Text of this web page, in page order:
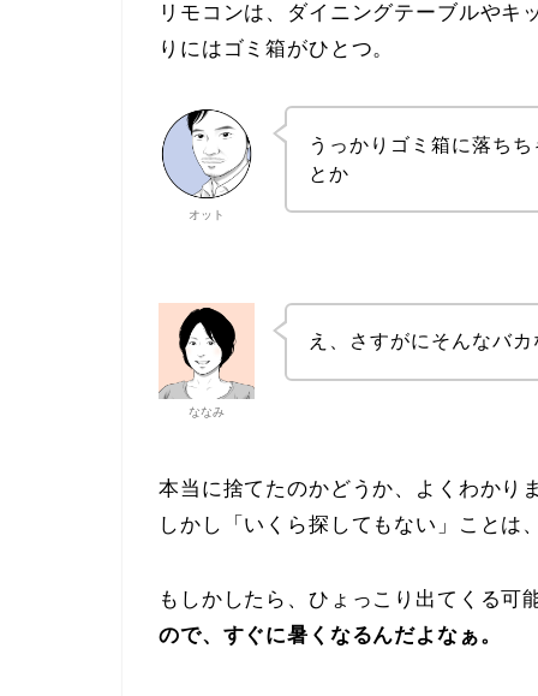
リモコンは、ダイニングテーブルやキ
りにはゴミ箱がひとつ。
オット
うっかりゴミ箱に落ち
とか
ななみ
え、さすがにそんなバ
本当に捨てたのかどうか、よくわかり
しかし「いくら探してもない」ことは
もしかしたら、ひょっこり出てくる可
ので、すぐに暑くなるんだよなぁ。